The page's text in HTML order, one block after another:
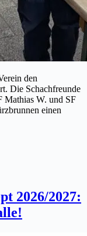
den
Die Schachfreunde
Mathias W. und SF
einen
2026/2027: